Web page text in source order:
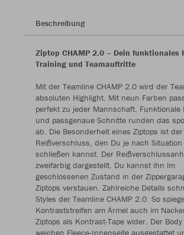
Beschreibung
Ziptop CHAMP 2.0 – Dein funktionales
Training und Teamauftritte
Mit der Teamline CHAMP 2.0 wird der
absoluten Highlight. Mit neun Farben
perfekt zu jeder Mannschaft. Funktionale
und passgenaue Schnitte runden das
ab. Die Besonderheit eines Ziptops ist
Reißverschluss, den Du je nach
schließen kannst. Der
zweifarbig dargestellt. Du kannst ihn im
geschlossenen Zustand in der
Ziptops verstauen. Zahlreiche Details
Styles der Teamline CHAMP 2.0. So
Kontraststreifen am Ärmel auch im
Ziptops als Kontrast-Tape wider. Der
weichen Fleece-Innenseite ausgestattet